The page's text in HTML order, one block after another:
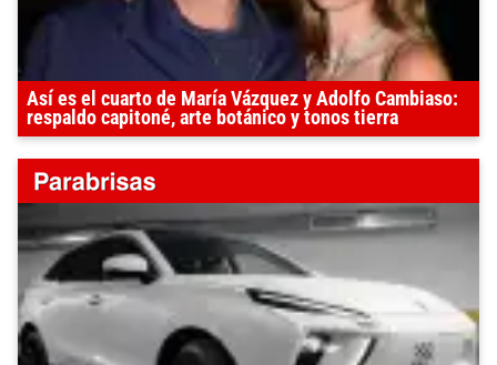
Así es el cuarto de María Vázquez y Adolfo Cambiaso:
respaldo capitoné, arte botánico y tonos tierra